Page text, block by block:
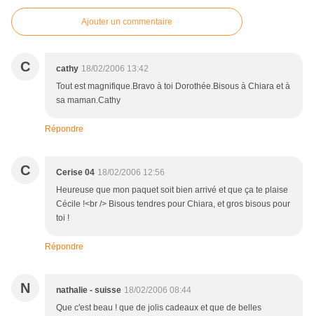
Ajouter un commentaire
C cathy 18/02/2006 13:42
Tout est magnifique.Bravo à toi Dorothée.Bisous à Chiara et à
sa maman.Cathy
Répondre
C Cerise 04 18/02/2006 12:56
Heureuse que mon paquet soit bien arrivé et que ça te plaise
Cécile !<br /> Bisous tendres pour Chiara, et gros bisous pour
toi !
Répondre
N nathalie - suisse 18/02/2006 08:44
Que c'est beau ! que de jolis cadeaux et que de belles